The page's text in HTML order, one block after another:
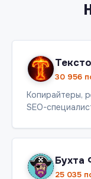
30 956
Копирайтеры,
SEO-
Бухта
25 035